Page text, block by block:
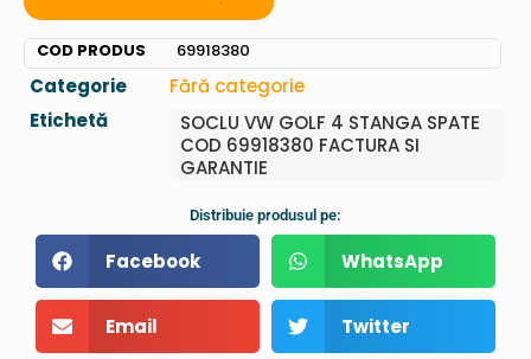
COD PRODUS 69918380
Categorie
Fără categorie
Etichetă
SOCLU VW GOLF 4 STANGA SPATE
COD 69918380 FACTURA SI
GARANTIE
Distribuie produsul pe:
Facebook WhatsApp
Email Twitter